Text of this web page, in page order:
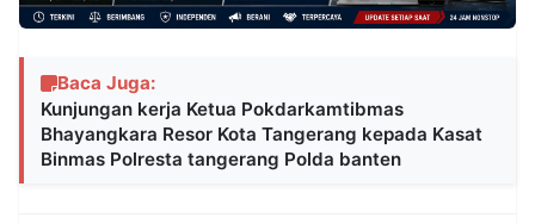
Baca Juga:
Kunjungan kerja Ketua Pokdarkamtibmas
Bhayangkara Resor Kota Tangerang kepada Kasat
Binmas Polresta tangerang Polda banten